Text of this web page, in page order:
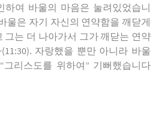
하여 바울의 마음은 눌려있었습니
울은 자기 자신의 연약함을 깨닫게
그는 더 나아가서 그가 깨닫는 연약
자랑했을 뿐만 아니라 바울
그리스도를 위하여” 기뻐했습니다